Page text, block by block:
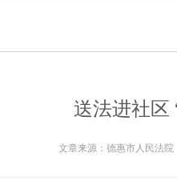
送法进社区
文章来源： 德惠市人民法院